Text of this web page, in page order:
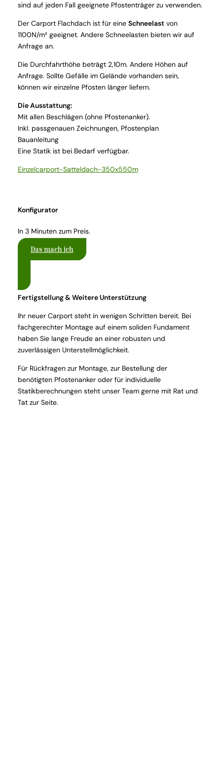
sind auf jeden Fall geeignete Pfostenträger zu verwenden.
Der Carport Flachdach ist für eine Schneelastvon
1100N/m² geeignet. Andere Schneelasten bieten wir auf
Anfrage an.
Die Durchfahrthöhe beträgt 2,10m. Andere Höhen auf
Anfrage. Sollte Gefälle im Gelände vorhanden sein,
können wir einzelne Pfosten länger liefern.
Die Ausstattung:
Mit allen Beschlägen (ohne Pfostenanker).
Inkl. passgenauen Zeichnungen, Pfostenplan
Bauanleitung
Eine Statik ist bei Bedarf verfügbar.
Einzelcarport-Satteldach-350x550m
Konfigurator
In 3 Minuten zum Preis.
Das mach ich
Fertigstellung & Weitere Unterstützung
Ihr neuer Carport steht in wenigen Schritten bereit. Bei
fachgerechter Montage auf einem soliden Fundament
haben Sie lange Freude an einer robusten und
zuverlässigen Unterstellmöglichkeit.
Für Rückfragen zur Montage, zur Bestellung der
benötigten Pfostenanker oder für individuelle
Statikberechnungen steht unser Team gerne mit Rat und
Tat zur Seite.